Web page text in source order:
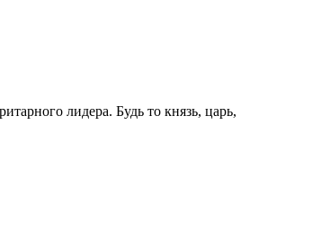
лидера. Будь то князь, царь,